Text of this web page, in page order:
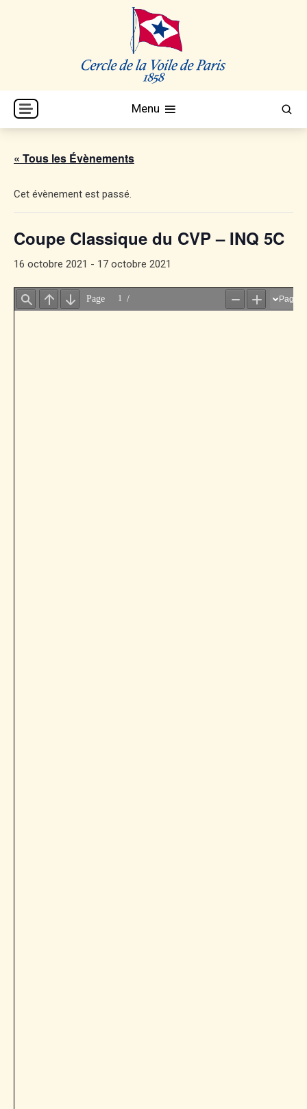
CVP
Cercle de la Voile de Paris
Menu
« Tous les Évènements
Cet évènement est passé.
Coupe Classique du CVP – INQ 5C
16 octobre 2021 - 17 octobre 2021